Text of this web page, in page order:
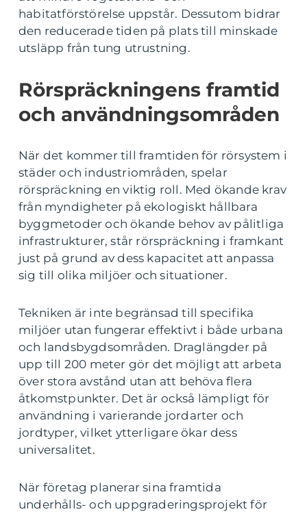
habitatförstörelse uppstår. Dessutom bidrar
den reducerade tiden på plats till minskade
utsläpp från tung utrustning.
Rörspräckningens framtid
och användningsområden
När det kommer till framtiden för rörsystem i
städer och industriområden, spelar
rörspräckning en viktig roll. Med ökande krav
från myndigheter på ekologiskt hållbara
byggmetoder och ökande behov av pålitliga
infrastrukturer, står rörspräckning i framkant
just på grund av dess kapacitet att anpassa
sig till olika miljöer och situationer.
Tekniken är inte begränsad till specifika
miljöer utan fungerar effektivt i både urbana
och landsbygdsområden. Draglängder på
upp till 200 meter gör det möjligt att arbeta
över stora avstånd utan att behöva flera
åtkomstpunkter. Det är också lämpligt för
användning i varierande jordarter och
jordtyper, vilket ytterligare ökar dess
universalitet.
När företag planerar sina framtida
underhålls- och uppgraderingsprojekt för